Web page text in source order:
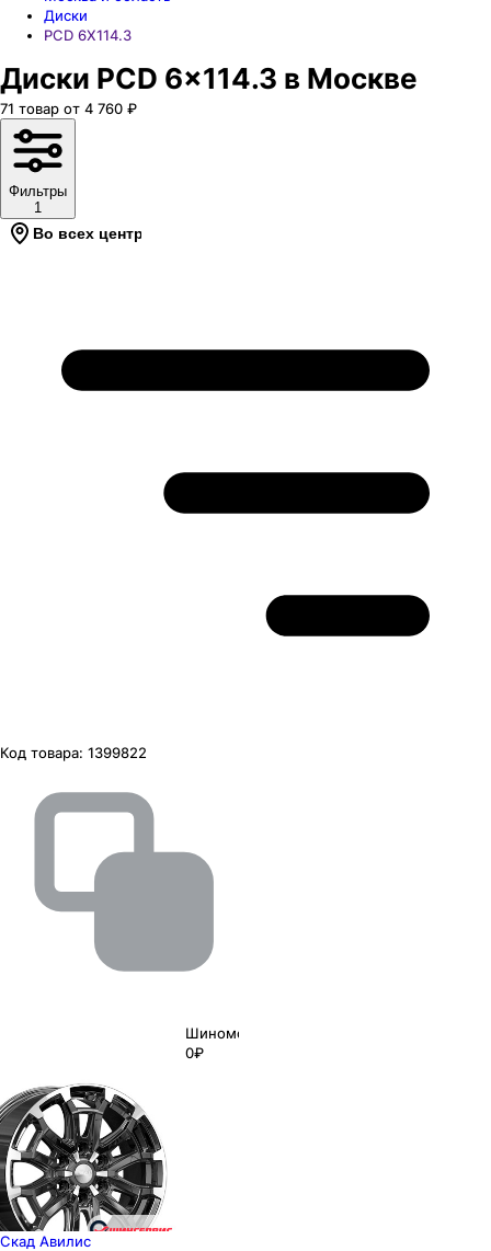
Диски
PCD 6X114.3
Диски PCD 6x114.3 в Москве
71 товар от 4 760 ₽
Фильтры
1
Во всех центрах
Код товара: 1399822
Шиномонтаж
0₽
Скад Авилис